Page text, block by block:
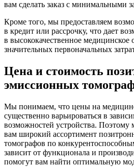
вам сделать заказ с минимальными
Кроме того, мы предоставляем
в кредит или рассрочку, что дает
в высококачественное медицинское
значительных первоначальных
Цена и стоимость
эмиссионных
Мы понимаем, что цены на
существенно варьироваться в
возможностей устройства.
вам широкий ассортимент
томографов по
зависит от функционала и
помогут вам найти оптимальную